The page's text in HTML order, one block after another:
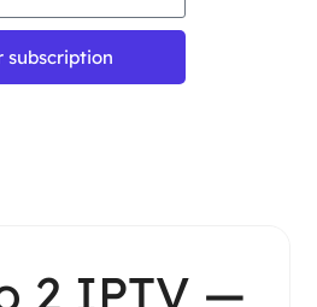
subscription
2 IPTV —